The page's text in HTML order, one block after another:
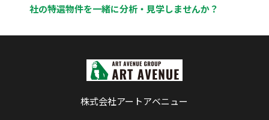
社の特選物件を一緒に分析・見学しませんか？
株式会社アートアベニュー